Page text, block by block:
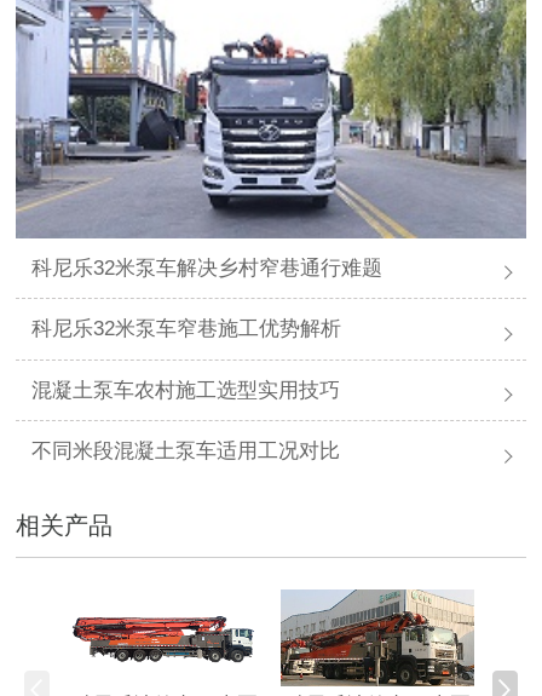
科尼乐32米泵车解决乡村窄巷通行难题
科尼乐32米泵车窄巷施工优势解析
混凝土泵车农村施工选型实用技巧
不同米段混凝土泵车适用工况对比
相关产品